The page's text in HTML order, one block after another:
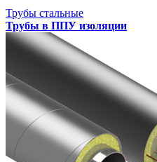
Трубы стальные
Трубы в ППУ изоляции